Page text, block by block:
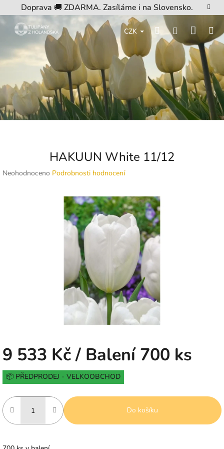
na
obsah
Doprava 🚚 ZDARMA. Zasíláme i na Slovensko.
CZK HledatPřihlášení
košík
HAKUUN White 11/12
Průměrné
Neohodnoceno Podrobnosti hodnocení
9 533 Kč/ Balení 700 ks
Měrná
cena:
📦 PŘEDPRODEJ - VELKOOBCHOD
Do košíku